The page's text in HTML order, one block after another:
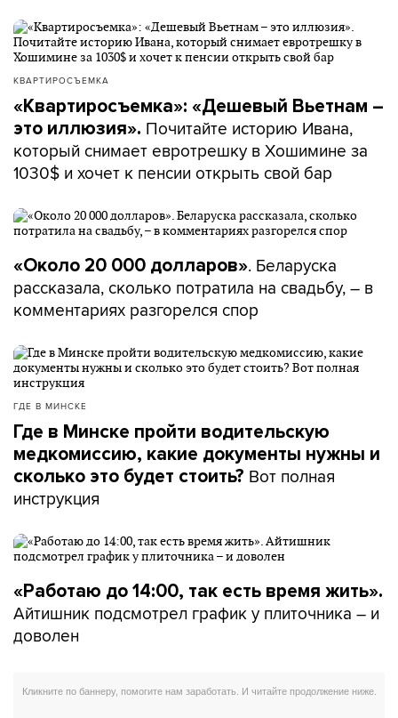
КВАРТИРОСЪЕМКА
«Квартиросъемка»: «Дешевый Вьетнам –
это иллюзия». Почитайте историю Ивана,
который снимает евротрешку в Хошимине за
1030$ и хочет к пенсии открыть свой бар
«Около 20 000 долларов». Беларуска
рассказала, сколько потратила на свадьбу, – в
комментариях разгорелся спор
ГДЕ В МИНСКЕ
Где в Минске пройти водительскую
медкомиссию, какие документы нужны и
сколько это будет стоить? Вот полная
инструкция
«Работаю до 14:00, так есть время жить».
Айтишник подсмотрел график у плиточника – и
доволен